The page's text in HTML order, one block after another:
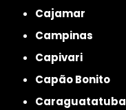
Cajamar
Campinas
Capivari
Capão Bonito
Caraguatatuba